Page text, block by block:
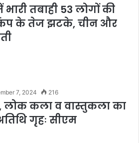
तबाही 53 लोगों की
के तेज झटके, चीन और
7, 2024 216
लोक कला व वास्तुकला का
गृहः सीएम